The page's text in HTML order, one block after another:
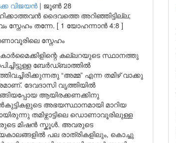
വിജയൻ | ജൂൺ 28
ദൈവത്തെ അറിഞ്ഞിട്ടില്ല;
സ്നേഹം തന്നേ. [ 1 യോഹന്നാൻ 4:8 ]
സ്നേഹം
കാർമൈക്കിളിന്റെ കല്ലറയുടെ സ്ഥാനത്തു
ബേർഡ്ബാത്തിൽ
“അമ്മ” എന്ന തമിഴ് വാക്കു
ദേവദാസി വൃത്തിയിൽ
ആയിരക്കണക്കിനു
അഭയസ്ഥാനമായി മാറിയ
തമിഴ്നാട്ടിലെ ഡൊണാവൂരിലുള്ള
മിഷൻ സ്കൂൾ. അവരുടെ
പല രാത്രികളിലും, കൊച്ചു